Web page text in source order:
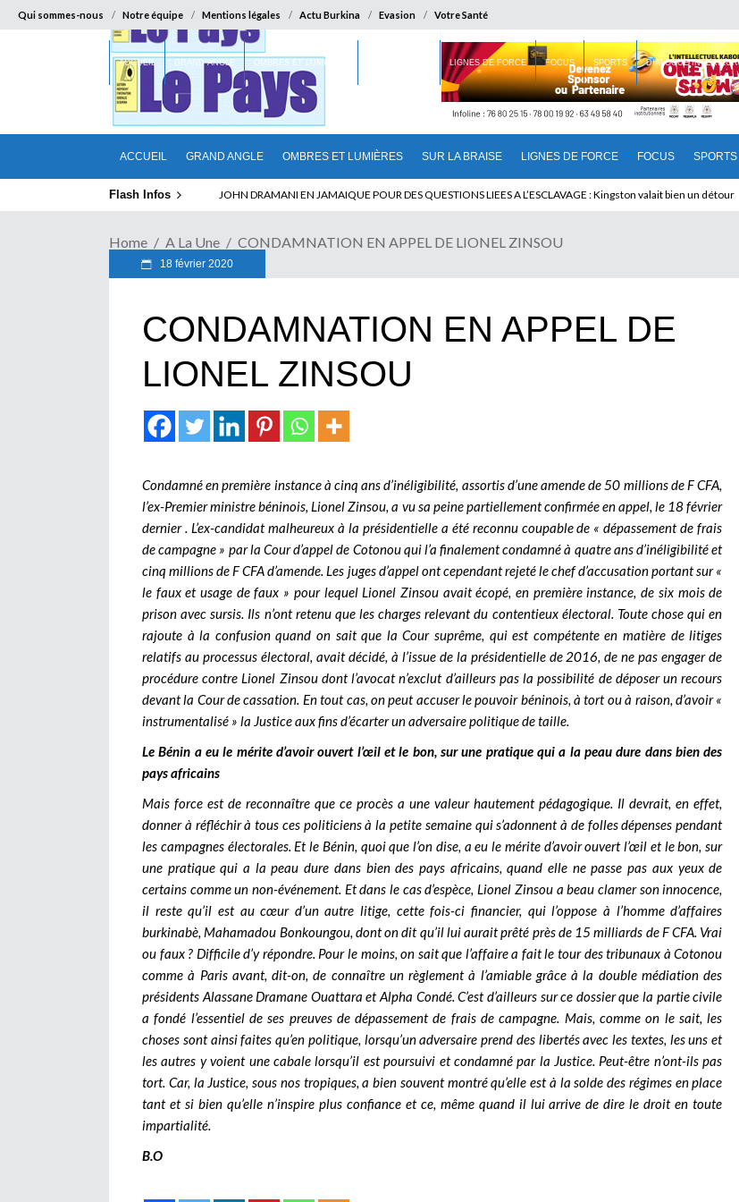
Qui sommes-nous Notre équipe Mentions légales Actu Burkina Evasion Votre Santé
ACCUEIL GRAND ANGLE OMBRES ET LUMIÈRES SUR LA BRAISE LIGNES DE FORCE FOCUS SPORTS
ACCUEIL GRAND ANGLE OMBRES ET LUMIÈRES LIGNES DE FORCE FOCUS SPORTS DIALOGUE INTERIEUR
Flash Infos ELECTION DE TALON A LA TETE DU SENAT BENINOIS : Quand Patrice quitte le pouvoir sans partir !
Home A La Une CONDAMNATION EN APPEL DE LIONEL ZINSOU
18 février 2020
CONDAMNATION EN APPEL DE
LIONEL ZINSOU
Condamné en première instance à cinq ans d’inéligibilité, assortis d’une amende de 50 millions de F CFA,
l’ex-Premier ministre béninois, Lionel Zinsou, a vu sa peine partiellement confirmée en appel, le 18 février
dernier . L’ex-candidat malheureux à la présidentielle a été reconnu coupable de « dépassement de frais
de campagne » par la Cour d’appel de Cotonou qui l’a finalement condamné à quatre ans d’inéligibilité et
cinq millions de F CFA d’amende. Les juges d’appel ont cependant rejeté le chef d’accusation portant sur «
le faux et usage de faux » pour lequel Lionel Zinsou avait écopé, en première instance, de six mois de
prison avec sursis. Ils n’ont retenu que les charges relevant du contentieux électoral. Toute chose qui en
rajoute à la confusion quand on sait que la Cour suprême, qui est compétente en matière de litiges
relatifs au processus électoral, avait décidé, à l’issue de la présidentielle de 2016, de ne pas engager de
procédure contre Lionel Zinsou dont l’avocat n’exclut d’ailleurs pas la possibilité de déposer un recours
devant la Cour de cassation. En tout cas, on peut accuser le pouvoir béninois, à tort ou à raison, d’avoir «
instrumentalisé » la Justice aux fins d’écarter un adversaire politique de taille.
Le Bénin a eu le mérite d’avoir ouvert l’œil et le bon, sur une pratique qui a la peau dure dans bien des
pays africains
Mais force est de reconnaître que ce procès a une valeur hautement pédagogique. Il devrait, en effet,
donner à réfléchir à tous ces politiciens à la petite semaine qui s’adonnent à de folles dépenses pendant
les campagnes électorales. Et le Bénin, quoi que l’on dise, a eu le mérite d’avoir ouvert l’œil et le bon, sur
une pratique qui a la peau dure dans bien des pays africains, quand elle ne passe pas aux yeux de
certains comme un non-événement. Et dans le cas d’espèce, Lionel Zinsou a beau clamer son innocence,
il reste qu’il est au cœur d’un autre litige, cette fois-ci financier, qui l’oppose à l’homme d’affaires
burkinabè, Mahamadou Bonkoungou, dont on dit qu’il lui aurait prêté près de 15 milliards de F CFA. Vrai
ou faux ? Difficile d’y répondre. Pour le moins, on sait que l’affaire a fait le tour des tribunaux à Cotonou
comme à Paris avant, dit-on, de connaître un règlement à l’amiable grâce à la double médiation des
présidents Alassane Dramane Ouattara et Alpha Condé. C’est d’ailleurs sur ce dossier que la partie civile
a fondé l’essentiel de ses preuves de dépassement de frais de campagne. Mais, comme on le sait, les
choses sont ainsi faites qu’en politique, lorsqu’un adversaire prend des libertés avec les textes, les uns et
les autres y voient une cabale lorsqu’il est poursuivi et condamné par la Justice. Peut-être n’ont-ils pas
tort. Car, la Justice, sous nos tropiques, a bien souvent montré qu’elle est à la solde des régimes en place
tant et si bien qu’elle n’inspire plus confiance et ce, même quand il lui arrive de dire le droit en toute
impartialité.
B.O